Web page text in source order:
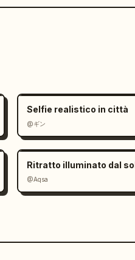
Selfie realistico in città
@ギン
@Aqsa